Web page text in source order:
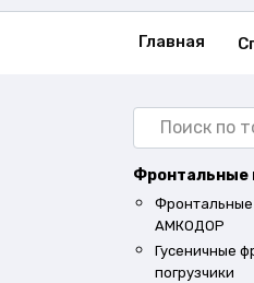
Главная
Искать:
Фронтальные
Фронтальные
АМКОДОР
Гусеничные
погрузчики